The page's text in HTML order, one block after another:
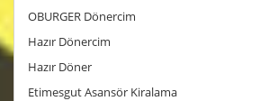
OBURGER Dönercim
Hazır Dönercim
Hazır Döner
Etimesgut Asansör Kiralama